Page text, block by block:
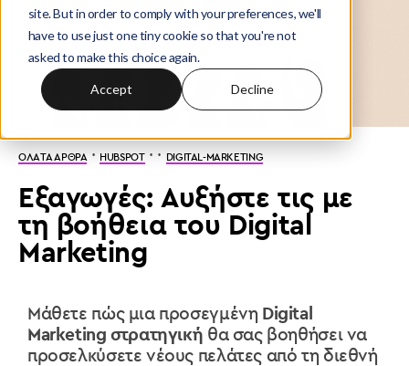
site. But in order to comply with your preferences, we'll
have to use just one tiny cookie so that you're not
asked to make this choice again.
Accept Decline
ΟΛΑ ΤΑ ΑΡΘΡΑ· HUBSPOT· · DIGITAL-MARKETING
Εξαγωγές: Αυξήστε τις με
τη βοήθεια του Digital
Marketing
Μάθετε πώς μια προσεγμένη Digital
Marketing στρατηγική θα σας βοηθήσει να
προσελκύσετε νέους πελάτες από τη διεθνή